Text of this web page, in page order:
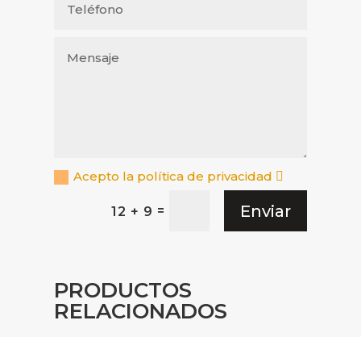
Acepto la política de privacidad
12 + 9 = Enviar
PRODUCTOS
RELACIONADOS